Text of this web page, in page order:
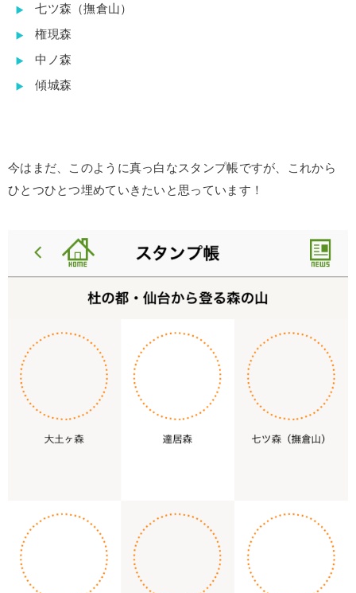
七ツ森（撫倉山）
権現森
中ノ森
傾城森
今はまだ、このように真っ白なスタンプ帳ですが、これから
ひとつひとつ埋めていきたいと思っています！